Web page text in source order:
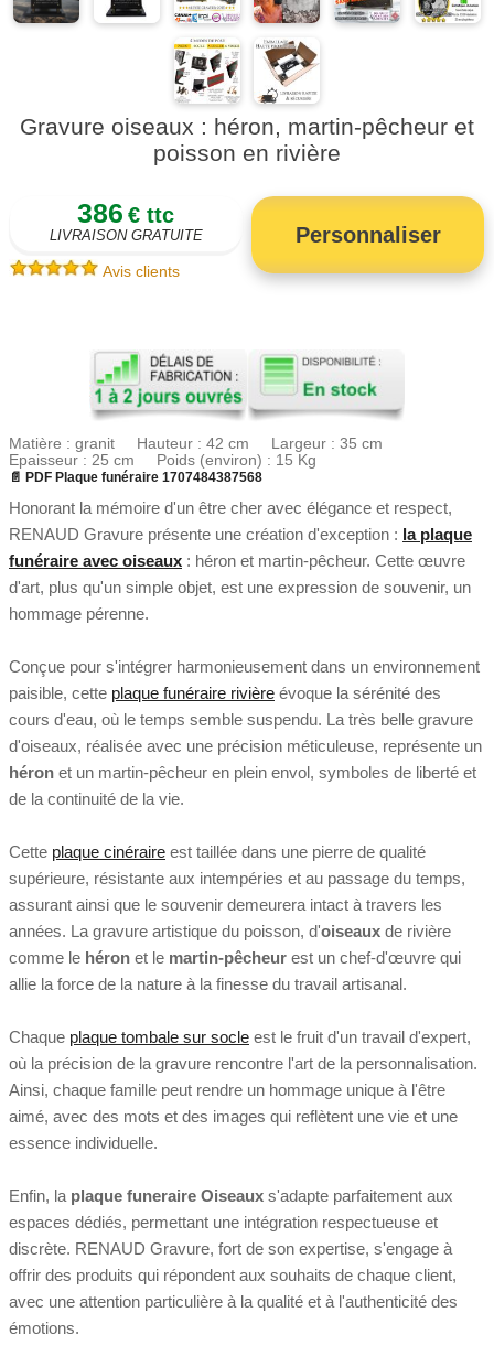
Gravure oiseaux : héron, martin-pêcheur et
poisson en rivière
386 € ttc
LIVRAISON GRATUITE Personnaliser
Avis clients
Matière : granit Hauteur : 42 cm Largeur : 35 cm
Epaisseur : 25 cm Poids (environ) : 15 Kg
📄 PDF Plaque funéraire 1707484387568
Honorant la mémoire d'un être cher avec élégance et respect,
RENAUD Gravure présente une création d'exception : la plaque
funéraire avec oiseaux : héron et martin-pêcheur. Cette œuvre
d'art, plus qu'un simple objet, est une expression de souvenir, un
hommage pérenne.
Conçue pour s'intégrer harmonieusement dans un environnement
paisible, cette plaque funéraire rivière évoque la sérénité des
cours d'eau, où le temps semble suspendu. La très belle gravure
d'oiseaux, réalisée avec une précision méticuleuse, représente un
héron et un martin-pêcheur en plein envol, symboles de liberté et
de la continuité de la vie.
Cette plaque cinéraire est taillée dans une pierre de qualité
supérieure, résistante aux intempéries et au passage du temps,
assurant ainsi que le souvenir demeurera intact à travers les
années. La gravure artistique du poisson, d'oiseaux de rivière
comme le héron et le martin-pêcheur est un chef-d'œuvre qui
allie la force de la nature à la finesse du travail artisanal.
Chaque plaque tombale sur socle est le fruit d'un travail d'expert,
où la précision de la gravure rencontre l'art de la personnalisation.
Ainsi, chaque famille peut rendre un hommage unique à l'être
aimé, avec des mots et des images qui reflètent une vie et une
essence individuelle.
Enfin, la plaque funeraire Oiseaux s'adapte parfaitement aux
espaces dédiés, permettant une intégration respectueuse et
discrète. RENAUD Gravure, fort de son expertise, s'engage à
offrir des produits qui répondent aux souhaits de chaque client,
avec une attention particulière à la qualité et à l'authenticité des
émotions.